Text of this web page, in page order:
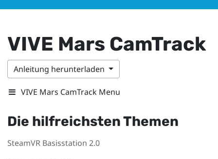
VIVE Mars CamTrack
Anleitung herunterladen
VIVE Mars CamTrack Menu
Die hilfreichsten Themen
SteamVR Basisstation 2.0